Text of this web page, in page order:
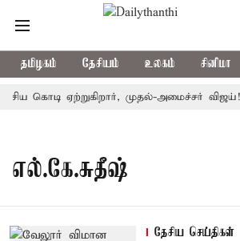
தமிழகம் தேசியம் உலகம் சினிமா
கொடி ஏற்றுகிறார், முதல்-அமைச்சர் விஜய்!
எல்.கே.சுதீஷ்
தேசிய செய்திகள்